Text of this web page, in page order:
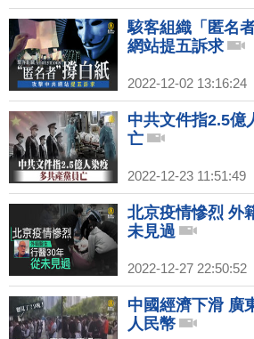
駭客組織「匿名
網站提五訴求
2022-12-02 13:16:24
中共文件指2.5億
亡
2022-12-23 11:51:49
北京疫情慘烈 外
未見過
2022-12-27 22:50:52
中國經濟下滑 廣
人民幣